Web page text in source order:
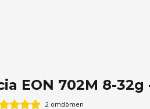
EON 702M 8-32g
2 omdömen